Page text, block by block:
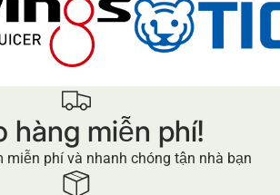
hàng miễn phí!
miễn phí và nhanh chóng tận nhà bạn